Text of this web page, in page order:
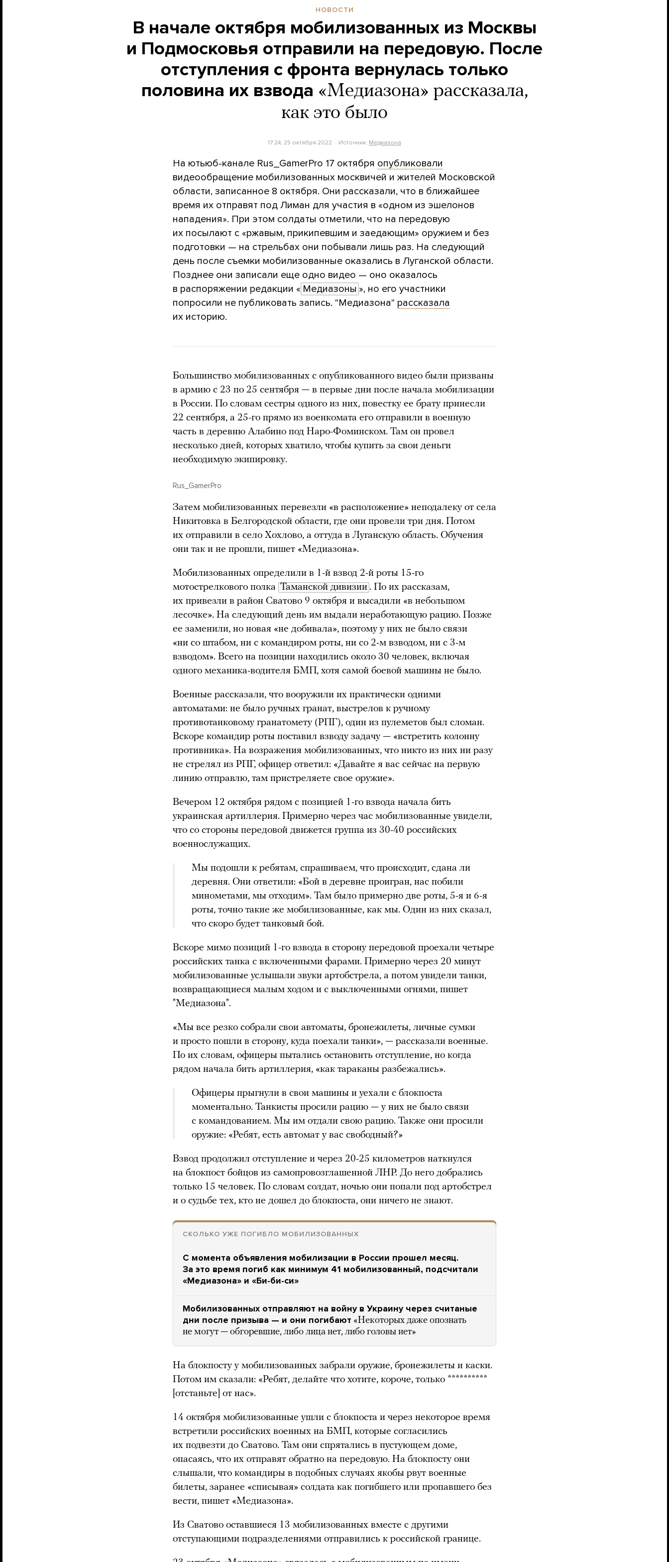
НОВОСТИ
В начале октября мобилизованных из Москвы
и Подмосковья отправили на передовую. После
отступления с фронта вернулась только
половина их взвода «Медиазона» рассказала,
как это было
17:24, 25 октября 2022 Источник: Медиазона
На ютьюб-канале Rus_GamerPro 17 октября опубликовали
видеообращение мобилизованных москвичей и жителей Московской
области, записанное 8 октября. Они рассказали, что в ближайшее
время их отправят под Лиман для участия в «одном из эшелонов
нападения». При этом солдаты отметили, что на передовую
их посылают с «ржавым, прикипевшим и заедающим» оружием и без
подготовки — на стрельбах они побывали лишь раз. На следующий
день после съемки мобилизованные оказались в Луганской области.
Позднее они записали еще одно видео — оно оказалось
в распоряжении редакции « Медиазоны », но его участники
попросили не публиковать запись. "Медиазона" рассказала
их историю.
Большинство мобилизованных с опубликованного видео были призваны
в армию с 23 по 25 сентября — в первые дни после начала мобилизации
в России. По словам сестры одного из них, повестку ее брату принесли
22 сентября, а 25-го прямо из военкомата его отправили в военную
часть в деревню Алабино под Наро-Фоминском. Там он провел
несколько дней, которых хватило, чтобы купить за свои деньги
необходимую экипировку.
Rus_GamerPro
Затем мобилизованных перевезли «в расположение» неподалеку от села
Никитовка в Белгородской области, где они провели три дня. Потом
их отправили в село Хохлово, а оттуда в Луганскую область. Обучения
они так и не прошли, пишет «Медиазона».
Мобилизованных определили в 1-й взвод 2-й роты 15-го
мотострелкового полка Таманской дивизии . По их рассказам,
их привезли в район Сватово 9 октября и высадили «в небольшом
лесочке». На следующий день им выдали неработающую рацию. Позже
ее заменили, но новая «не добивала», поэтому у них не было связи
«ни со штабом, ни с командиром роты, ни со 2-м взводом, ни с 3-м
взводом». Всего на позиции находились около 30 человек, включая
одного механика-водителя БМП, хотя самой боевой машины не было.
Военные рассказали, что вооружили их практически одними
автоматами: не было ручных гранат, выстрелов к ручному
противотанковому гранатомету (РПГ), один из пулеметов был сломан.
Вскоре командир роты поставил взводу задачу — «встретить колонну
противника». На возражения мобилизованных, что никто из них ни разу
не стрелял из РПГ, офицер ответил: «Давайте я вас сейчас на первую
линию отправлю, там пристреляете свое оружие».
Вечером 12 октября рядом с позицией 1-го взвода начала бить
украинская артиллерия. Примерно через час мобилизованные увидели,
что со стороны передовой движется группа из 30-40 российских
военнослужащих.
Мы подошли к ребятам, спрашиваем, что происходит, сдана ли
деревня. Они ответили: «Бой в деревне проигран, нас побили
минометами, мы отходим». Там было примерно две роты, 5-я и 6-я
роты, точно такие же мобилизованные, как мы. Один из них сказал,
что скоро будет танковый бой.
Вскоре мимо позиций 1-го взвода в сторону передовой проехали четыре
российских танка с включенными фарами. Примерно через 20 минут
мобилизованные услышали звуки артобстрела, а потом увидели танки,
возвращающиеся малым ходом и с выключенными огнями, пишет
"Медиазона".
«Мы все резко собрали свои автоматы, бронежилеты, личные сумки
и просто пошли в сторону, куда поехали танки», — рассказали военные.
По их словам, офицеры пытались остановить отступление, но когда
рядом начала бить артиллерия, «как тараканы разбежались».
Офицеры прыгнули в свои машины и уехали с блокпоста
моментально. Танкисты просили рацию — у них не было связи
с командованием. Мы им отдали свою рацию. Также они просили
оружие: «Ребят, есть автомат у вас свободный?»
Взвод продолжил отступление и через 20-25 километров наткнулся
на блокпост бойцов из самопровозглашенной ЛНР. До него добрались
только 15 человек. По словам солдат, ночью они попали под артобстрел
и о судьбе тех, кто не дошел до блокпоста, они ничего не знают.
СКОЛЬКО УЖЕ ПОГИБЛО МОБИЛИЗОВАННЫХ
С момента объявления мобилизации в России прошел месяц.
За это время погиб как минимум 41 мобилизованный, подсчитали
«Медиазона» и «Би-би-си»
Мобилизованных отправляют на войну в Украину через считаные
дни после призыва — и они погибают «Некоторых даже опознать
не могут — обгоревшие, либо лица нет, либо головы нет»
На блокпосту у мобилизованных забрали оружие, бронежилеты и каски.
Потом им сказали: «Ребят, делайте что хотите, короче, только **********
[отстаньте] от нас».
14 октября мобилизованные ушли с блокпоста и через некоторое время
встретили российских военных на БМП, которые согласились
их подвезти до Сватово. Там они спрятались в пустующем доме,
опасаясь, что их отправят обратно на передовую. На блокпосту они
слышали, что командиры в подобных случаях якобы рвут военные
билеты, заранее «списывая» солдата как погибшего или пропавшего без
вести, пишет «Медиазона».
Из Сватово оставшиеся 13 мобилизованных вместе с другими
отступающими подразделениями отправились к российской границе.